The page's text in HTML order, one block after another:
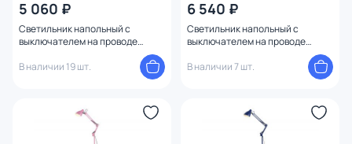
5 060 ₽
Светильник напольный с
выключателем на проводе
Ambrella TRADITIONAL TR97659
В наличии 19 шт.
6 540 ₽
Светильник напольный с
выключателем на проводе
Ambrella TRADITIONAL TR97649
В наличии 7 шт.